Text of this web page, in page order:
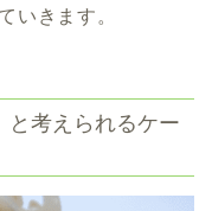
いきます。
と考えられるケー